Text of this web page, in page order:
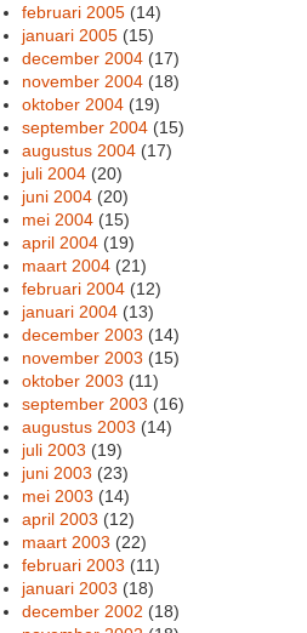
februari 2005 (14)
januari 2005 (15)
december 2004 (17)
november 2004 (18)
oktober 2004 (19)
september 2004 (15)
augustus 2004 (17)
juli 2004 (20)
juni 2004 (20)
mei 2004 (15)
april 2004 (19)
maart 2004 (21)
februari 2004 (12)
januari 2004 (13)
december 2003 (14)
november 2003 (15)
oktober 2003 (11)
september 2003 (16)
augustus 2003 (14)
juli 2003 (19)
juni 2003 (23)
mei 2003 (14)
april 2003 (12)
maart 2003 (22)
februari 2003 (11)
januari 2003 (18)
december 2002 (18)